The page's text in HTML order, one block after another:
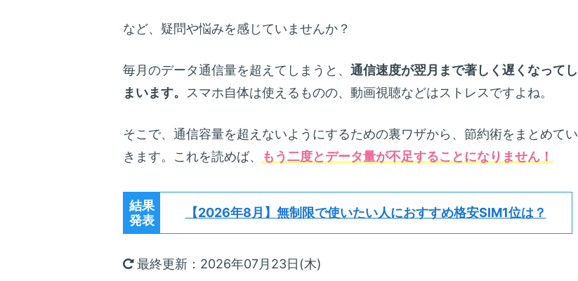
など、疑問や悩みを感じていませんか？
毎月のデータ通信量を超えてしまうと、 通信速度が翌月まで著しく遅くなってし
まいます。 スマホ自体は使えるものの、動画視聴などはストレスですよね。
そこで、通信容量を超えないようにするための裏ワザから、節約術をまとめてい
きます。これを読めば、
もう二度とデータ量が不足することになりません！
結果
発表
【2026年8月】 無制限で使いたい人におすすめ格安SIM1位は？
最終更新：2026年07月23日(木)